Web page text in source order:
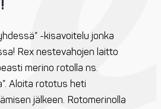
-kisavoitelu jonka
Rex nestevahojen laitto
merino rotolla ns.
Aloita rototus heti
jälkeen. Rotomerinolla